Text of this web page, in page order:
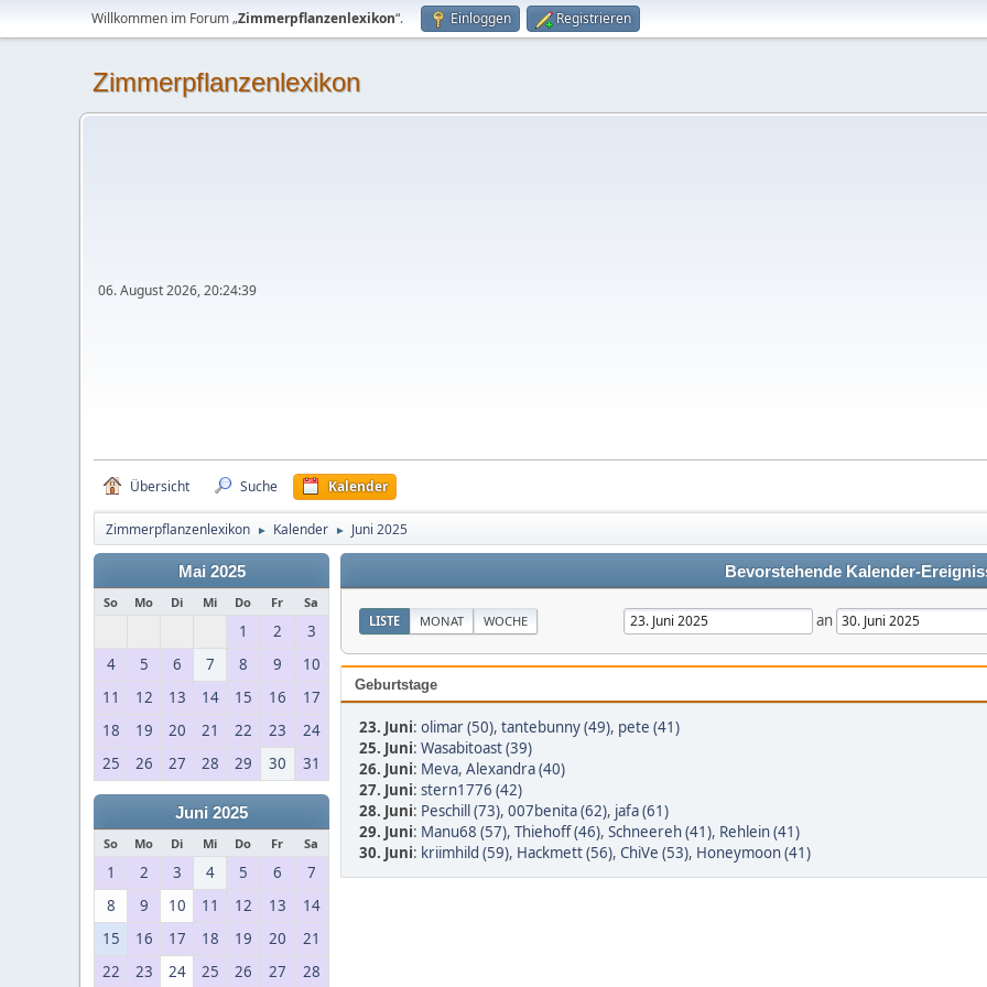
Willkommen im Forum „Zimmerpflanzenlexikon“. Einloggen Registrieren
Zimmerpflanzenlexikon
06. August 2026, 20:24:39
Übersicht Suche Kalender
Zimmerpflanzenlexikon ► Kalender ► Juni 2025
Mai 2025
So Mo Di Mi Do Fr Sa
1 2
3
4
5 6 7 8 9
10
11
12 13 14 15 16
17
18
19 20 21 22 23
24
25
26 27 28 29 30 31
Juni 2025
So Mo Di Mi Do Fr Sa
1 2 3 4 5 6
7
8
9 10 11 12 13
14
15
16 17 18 19 20
21
22
23 24 25 26 27 28
Bevorstehende Kalender-
LISTE MONAT WOCHE an
Geburtstage
23. Juni: olimar (50), tantebunny (49), pete (41)
25. Juni: Wasabitoast (39)
26. Juni: Meva, Alexandra (40)
27. Juni: stern1776 (42)
28. Juni: Peschill (73), 007benita (62), jafa (61)
29. Juni: Manu68 (57), Thiehoff (46), Schneereh (41), Rehlein (41)
30. Juni: kriimhild (59), Hackmett (56), ChiVe (53), Honeymoon (41)